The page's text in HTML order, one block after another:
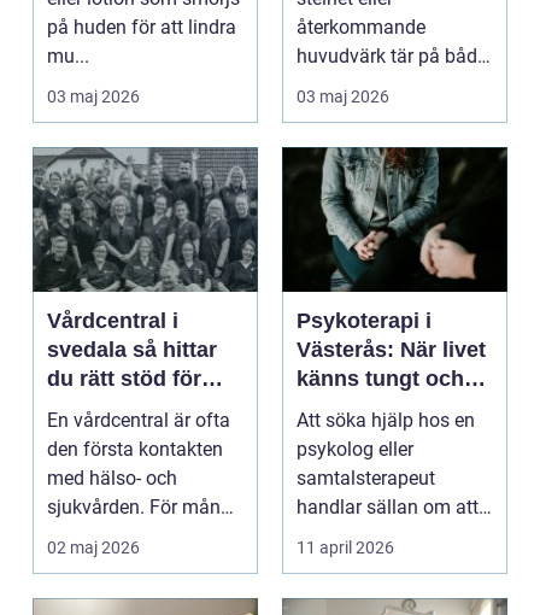
på huden för att lindra
mu...
03 maj 2026
återkommande
huvudvärk tär på både
ork och humör. Många
går länge ...
03 maj 2026
Vårdcentral i
svedala så hittar
du rätt stöd för
hela familjen
En vårdcentral är ofta
den första kontakten
med hälso- och
sjukvården. För många
i Svedala handlar v...
02 maj 2026
Psykoterapi i
Västerås: När livet
känns tungt och
du behöver prata
med någon
Att söka hjälp hos en
psykolog eller
samtalsterapeut
handlar sällan om att
vara svag....
11 april 2026